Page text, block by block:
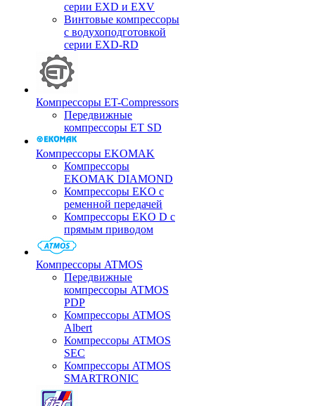
серии EXD и EXV
Винтовые компрессоры
с водухоподготовкой
серии EXD-RD
Компрессоры ET-Compressors
Передвижные
компрессоры ET SD
Компрессоры EKOMAK
Компрессоры
EKOMAK DIAMOND
Компрессоры EKO c
ременной передачей
Компрессоры EKO D с
прямым приводом
Компрессоры ATMOS
Передвижные
компрессоры ATMOS
PDP
Компрессоры ATMOS
Albert
Компрессоры ATMOS
SEC
Компрессоры ATMOS
SMARTRONIC